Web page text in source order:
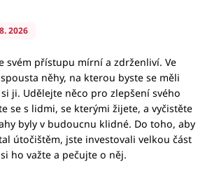
2026
svém přístupu mírní a zdrženliví. Ve
něhy, na kterou byste se měli
ji. Udělejte něco pro zlepšení svého
se s lidmi, se kterými žijete, a vyčistěte
byly v budoucnu klidné. Do toho, aby
útočištěm, jste investovali velkou část
ho važte a pečujte o něj.